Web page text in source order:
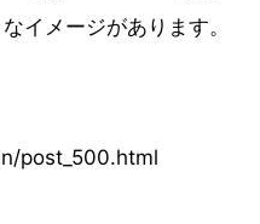
イメージがあります。
post_500.html